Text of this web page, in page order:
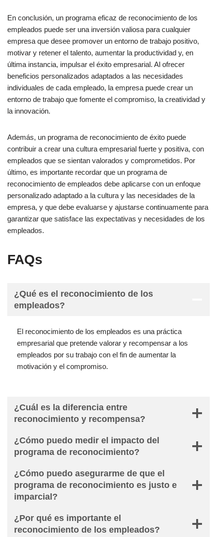
En conclusión, un programa eficaz de reconocimiento de los
empleados puede ser una inversión valiosa para cualquier
empresa que desee promover un entorno de trabajo positivo,
motivar y retener el talento, aumentar la productividad y, en
última instancia, impulsar el éxito empresarial. Al ofrecer
beneficios personalizados adaptados a las necesidades
individuales de cada empleado, la empresa puede crear un
entorno de trabajo que fomente el compromiso, la creatividad y
la innovación.
Además, un programa de reconocimiento de éxito puede
contribuir a crear una cultura empresarial fuerte y positiva, con
empleados que se sientan valorados y comprometidos. Por
último, es importante recordar que un programa de
reconocimiento de empleados debe aplicarse con un enfoque
personalizado adaptado a la cultura y las necesidades de la
empresa, y que debe evaluarse y ajustarse continuamente para
garantizar que satisface las expectativas y necesidades de los
empleados.
FAQs
¿Qué es el reconocimiento de los
empleados?
El reconocimiento de los empleados es una práctica
empresarial que pretende valorar y recompensar a los
empleados por su trabajo con el fin de aumentar la
motivación y el compromiso.
¿Cuál es la diferencia entre
reconocimiento y recompensa?
¿Cómo puedo medir el impacto del
programa de reconocimiento?
¿Cómo puedo asegurarme de que el
programa de reconocimiento es justo e
imparcial?
¿Por qué es importante el
reconocimiento de los empleados?